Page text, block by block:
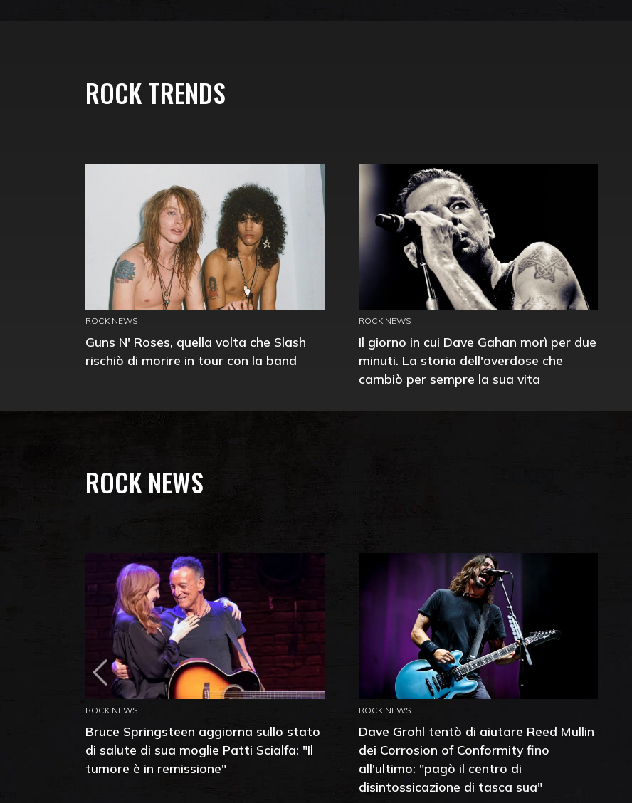
ROCK TRENDS
ROCK NEWS
Guns N' Roses, quella volta che Slash
rischiò di morire in tour con la band
ROCK NEWS
Il giorno in cui Dave Gahan morì per due
minuti. La storia dell'overdose che
cambiò per sempre la sua vita
ROCK NEWS
ROCK NEWS
Bruce Springsteen aggiorna sullo stato
di salute di sua moglie Patti Scialfa: "Il
tumore è in remissione"
ROCK NEWS
Dave Grohl tentò di aiutare Reed Mullin
dei Corrosion of Conformity fino
all'ultimo: "pagò il centro di
disintossicazione di tasca sua"